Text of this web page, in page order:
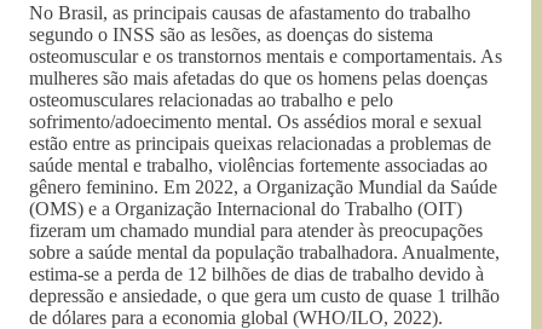
No Brasil, as principais causas de afastamento do trabalho
segundo o INSS são as lesões, as doenças do sistema
osteomuscular e os transtornos mentais e comportamentais. As
mulheres são mais afetadas do que os homens pelas doenças
osteomusculares relacionadas ao trabalho e pelo
sofrimento/adoecimento mental. Os assédios moral e sexual
estão entre as principais queixas relacionadas a problemas de
saúde mental e trabalho, violências fortemente associadas ao
gênero feminino. Em 2022, a Organização Mundial da Saúde
(OMS) e a Organização Internacional do Trabalho (OIT)
fizeram um chamado mundial para atender às preocupações
sobre a saúde mental da população trabalhadora. Anualmente,
estima-se a perda de 12 bilhões de dias de trabalho devido à
depressão e ansiedade, o que gera um custo de quase 1 trilhão
de dólares para a economia global (WHO/ILO, 2022).